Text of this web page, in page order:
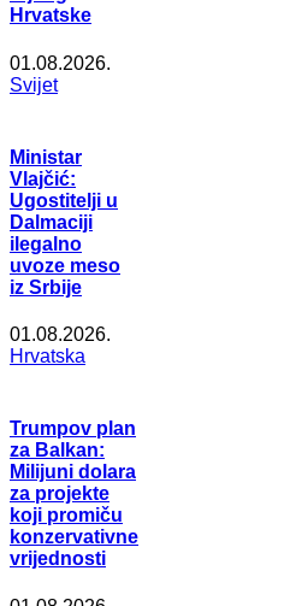
Hrvatske
01.08.2026.
Svijet
Ministar
Vlajčić:
Ugostitelji u
Dalmaciji
ilegalno
uvoze meso
iz Srbije
01.08.2026.
Hrvatska
Trumpov plan
za Balkan:
Milijuni dolara
za projekte
koji promiču
konzervativne
vrijednosti